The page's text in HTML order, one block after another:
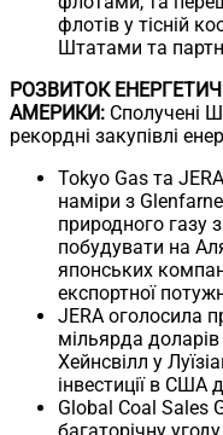
флотів у тісній
Штатами та
РОЗВИТОК
АМЕРИКИ: Сполучені
рекордні закупівлі
Tokyo Gas та
наміри з
природного газу
побудувати на
японських
експортної
JERA оголосила
мільярда
Хейнсвілл у
інвестиції в США
Global Coal Sales